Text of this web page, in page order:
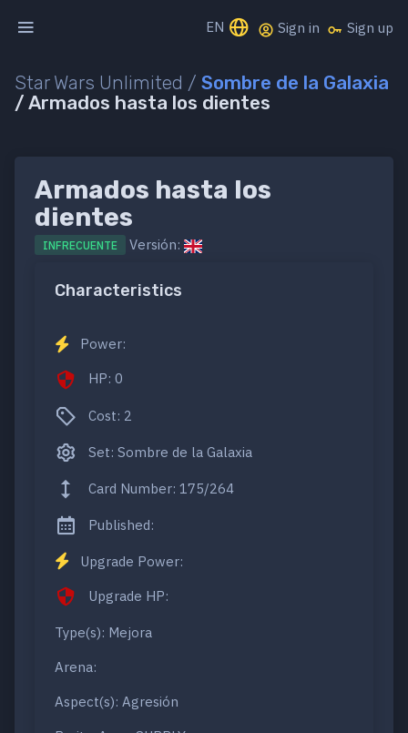
EN Sign in Sign up
Star Wars Unlimited / Sombre de la Galaxia
/ Armados hasta los dientes
Armados hasta los
dientes
INFRECUENTE Versión:
Characteristics
Power:
HP: 0
Cost: 2
Set: Sombre de la Galaxia
Card Number: 175/264
Published:
Upgrade Power:
Upgrade HP:
Type(s): Mejora
Arena:
Aspect(s): Agresión